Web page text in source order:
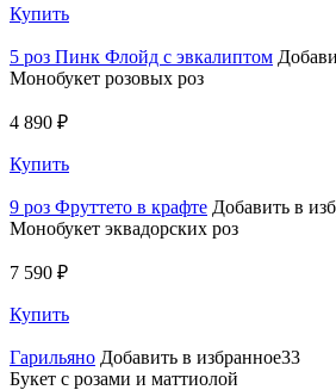
Купить
5 роз Пинк Флойд с эвкалиптом
Монобукет розовых роз
4 890 ₽
Купить
9 роз Фруттето в крафте Добавить в
Монобукет эквадорских роз
7 590 ₽
Купить
Гарильяно Добавить в избранное33
Букет с розами и маттиолой